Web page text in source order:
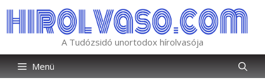
tartalomba
A Tudózsidó unortodox hírolvasója
Menü